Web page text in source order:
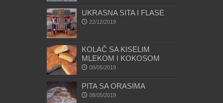
UKRASNA SITA I FLASE
22/12/2019
KOLAČ SA KISELIM
MLEKOM I KOKOSOM
08/05/2019
PITA SA ORASIMA
08/05/2019